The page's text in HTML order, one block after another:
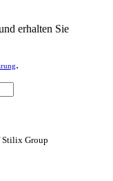
erhalten Sie
.
Stilix Group